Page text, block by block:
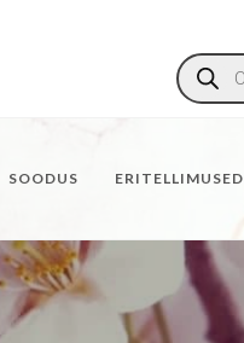
SOODUS ERITELLIMUSED